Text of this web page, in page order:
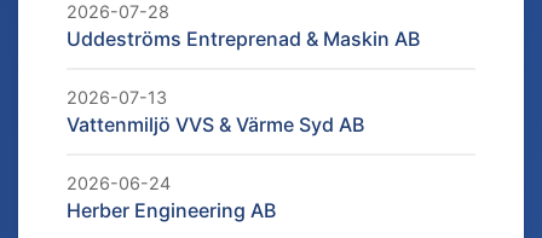
2026-07-28
Uddeströms Entreprenad & Maskin AB
2026-07-13
Vattenmiljö VVS & Värme Syd AB
2026-06-24
Herber Engineering AB